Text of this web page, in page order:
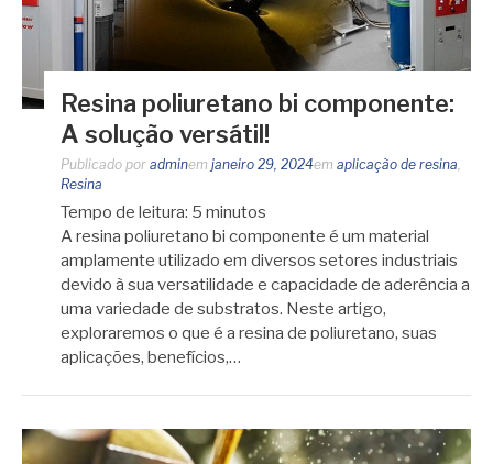
Resina poliuretano bi componente:
A solução versátil!
Publicado por adminem janeiro 29, 2024em aplicação de resina,
Resina
Tempo de leitura: 5 minutos
A resina poliuretano bi componente é um material
amplamente utilizado em diversos setores industriais
devido à sua versatilidade e capacidade de aderência a
uma variedade de substratos. Neste artigo,
exploraremos o que é a resina de poliuretano, suas
aplicações, benefícios,…